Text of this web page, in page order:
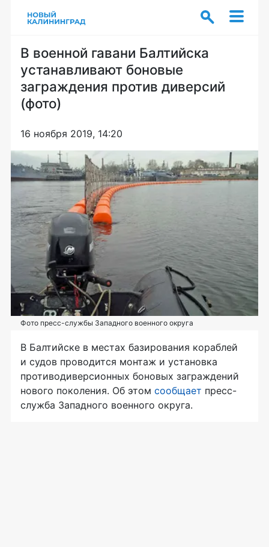
В военной гавани Балтийска
устанавливают боновые
заграждения против диверсий
(фото)
16 ноября 2019, 14:20
Фото пресс-службы Западного военного округа
В Балтийске в местах базирования кораблей
и судов проводится монтаж и установка
противодиверсионных боновых заграждений
нового поколения. Об этом сообщает пресс-
служба Западного военного округа.